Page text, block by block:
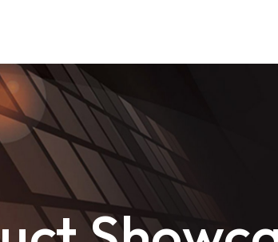
Partner
杜浦數位安全
廣盛科技
介紹
資訊資產風